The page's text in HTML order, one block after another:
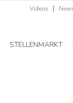
Videos
STELLENMARKT